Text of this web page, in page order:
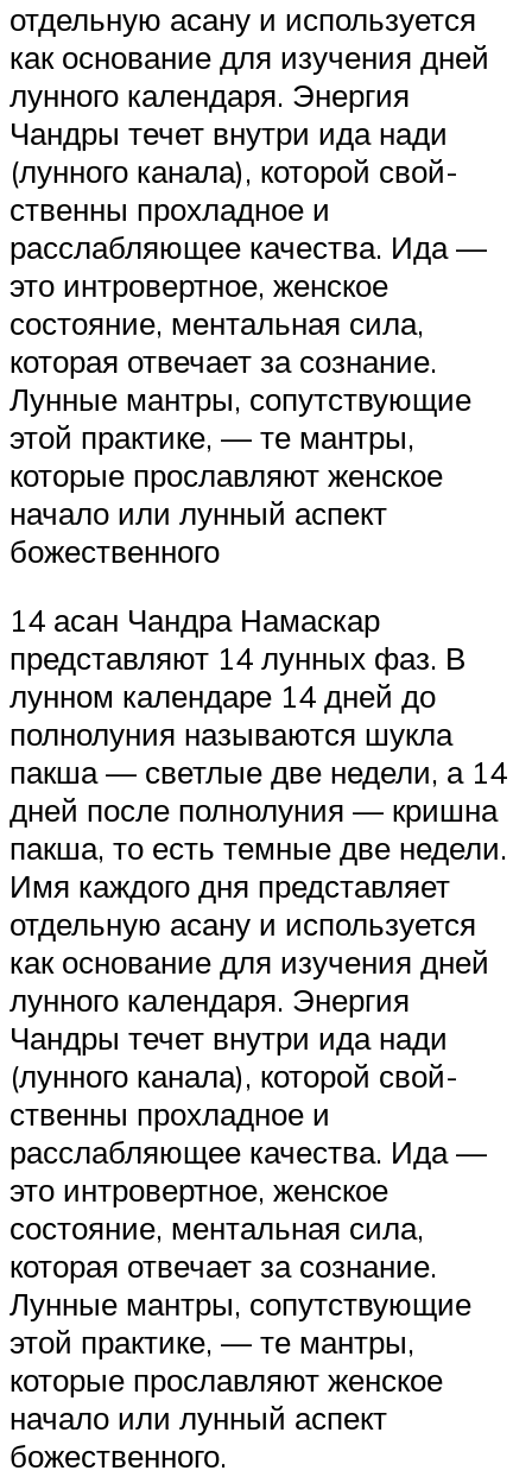
отдельную асану и используется
как основание для изучения дней
лунного календаря. Энергия
Чандры течет внутри ида нади
(лунного канала), которой свой­
ственны прохладное и
расслабляющее качества. Ида —
это интровертное, женское
состояние, ментальная сила,
которая отвечает за сознание.
Лунные мантры, сопутствующие
этой практике, — те мантры,
которые прославляют женское
начало или лунный аспект
божественного
14 асан Чандра Намаскар
представляют 14 лунных фаз. В
лунном календаре 14 дней до
полнолуния называются шукла
пакша — светлые две недели, а 14
дней после полнолуния — кришна
пакша, то есть темные две недели.
Имя каждого дня представляет
отдельную асану и используется
как основание для изучения дней
лунного календаря. Энергия
Чандры течет внутри ида нади
(лунного канала), которой свой­
ственны прохладное и
расслабляющее качества. Ида —
это интровертное, женское
состояние, ментальная сила,
которая отвечает за сознание.
Лунные мантры, сопутствующие
этой практике, — те мантры,
которые прославляют женское
начало или лунный аспект
божественного.